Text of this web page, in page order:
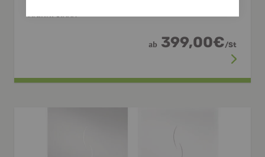
Art.Nr.: 8.XXX
ab 399,00€/St